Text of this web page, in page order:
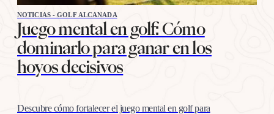
NOTICIAS - GOLF ALCANADA
Juego mental en golf: Cómo
dominarlo para ganar en los
hoyos decisivos
Descubre cómo fortalecer el juego mental en golf para